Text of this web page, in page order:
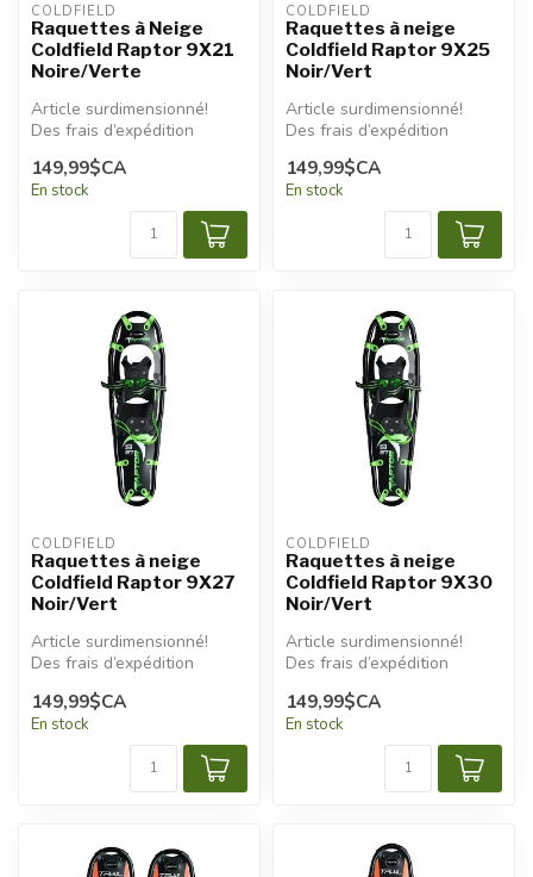
COLDFIELD
Raquettes à Neige
Coldfield Raptor 9X21
Noire/Verte
Article surdimensionné!
Des frais d’expédition
appliqués.
149,99$CA
En stock
COLDFIELD
Raquettes à neige
Coldfield Raptor 9X25
Noir/Vert
Article surdimensionné!
Des frais d’expédition
appliqués.
149,99$CA
En stock
COLDFIELD
Raquettes à neige
Coldfield Raptor 9X27
Noir/Vert
Article surdimensionné!
Des frais d’expédition
appliqués.
149,99$CA
En stock
COLDFIELD
Raquettes à neige
Coldfield Raptor 9X30
Noir/Vert
Article surdimensionné!
Des frais d’expédition
appliqués.
149,99$CA
En stock